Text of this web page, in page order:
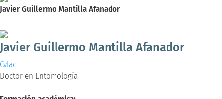
Javier Guillermo Mantilla Afanador
Javier Guillermo Mantilla Afanador
Cvlac
Doctor en Entomología